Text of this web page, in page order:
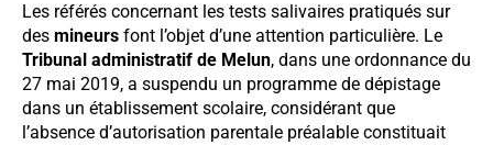
Les référés concernant les tests salivaires pratiqués sur
des mineurs font l’objet d’une attention particulière. Le
Tribunal administratif de Melun, dans une ordonnance du
27 mai 2019, a suspendu un programme de dépistage
dans un établissement scolaire, considérant que
l’absence d’autorisation parentale préalable constituait